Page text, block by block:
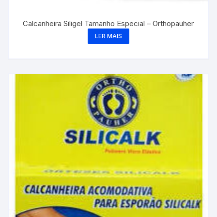
Calcanheira Siligel Tamanho Especial – Orthopauher
LER MAIS